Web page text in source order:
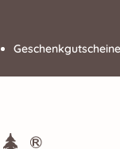
Geschenkgutscheine